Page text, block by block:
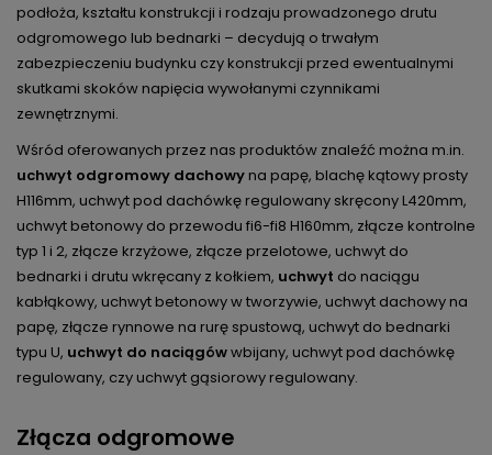
podłoża, kształtu konstrukcji i rodzaju prowadzonego drutu
odgromowego lub bednarki – decydują o trwałym
zabezpieczeniu budynku czy konstrukcji przed ewentualnymi
skutkami skoków napięcia wywołanymi czynnikami
zewnętrznymi.
Wśród oferowanych przez nas produktów znaleźć można m.in.
uchwyt odgromowy dachowyna papę, blachę kątowy prosty
H116mm, uchwyt pod dachówkę regulowany skręcony L420mm,
uchwyt betonowy do przewodu fi6-fi8 H160mm, złącze kontrolne
typ 1 i 2, złącze krzyżowe, złącze przelotowe, uchwyt do
bednarki i drutu wkręcany z kołkiem, uchwyt do naciągu
kabłąkowy, uchwyt betonowy w tworzywie, uchwyt dachowy na
papę, złącze rynnowe na rurę spustową, uchwyt do bednarki
typu U, uchwyt do naciągówwbijany, uchwyt pod dachówkę
regulowany, czy uchwyt gąsiorowy regulowany.
Złącza odgromowe